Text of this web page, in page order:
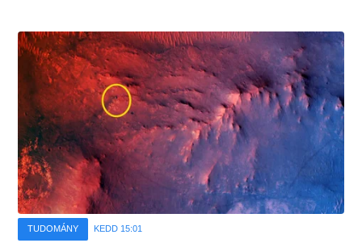
TUDOMÁNY KEDD 15:01